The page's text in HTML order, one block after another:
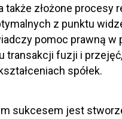
także złożone
z punktu
pomoc prawną w
transakcji fuzji i
spółek.
sukcesem jest